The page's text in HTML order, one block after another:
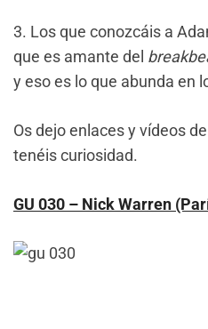
3. Los que conozcáis a
que es amante del
y eso es lo que abunda en
Os dejo enlaces y vídeos
tenéis curiosidad.
GU 030 – Nick Warren